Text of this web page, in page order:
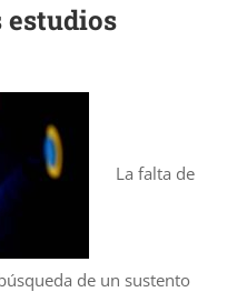
estudios
La falta de
de un sustento